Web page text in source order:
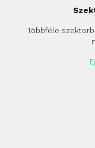
Többféle